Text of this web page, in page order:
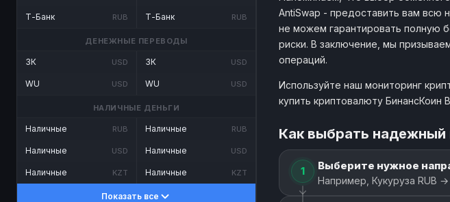
Т-Банк RUB Т-Банк RUB
ДЕНЕЖНЫЕ ПЕРЕВОДЫ
ЗК USD
WU USD
ЗК USD
WU USD
НАЛИЧНЫЕ ДЕНЬГИ
Наличные RUB
Наличные USD
Наличные KZT
Наличные RUB
Наличные USD
Наличные KZT
Показать все
AntiSwap - предоставить вам
не можем гарантировать полную
риски. В заключение, мы
операций.
Используйте наш мониторинг
купить криптовалюту БинансКоин
Как выбрать надежный
1 Выберите нужное
Например, Кукуруза RUB →